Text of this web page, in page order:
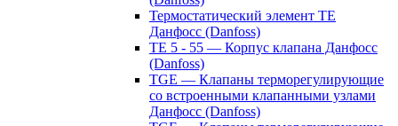
Термостатический элемент TE
Данфосс (Danfoss)
TE 5 - 55 — Корпус клапана Данфосс
(Danfoss)
TGE — Клапаны терморегулирующие
со встроенными клапанными узлами
Данфосс (Danfoss)